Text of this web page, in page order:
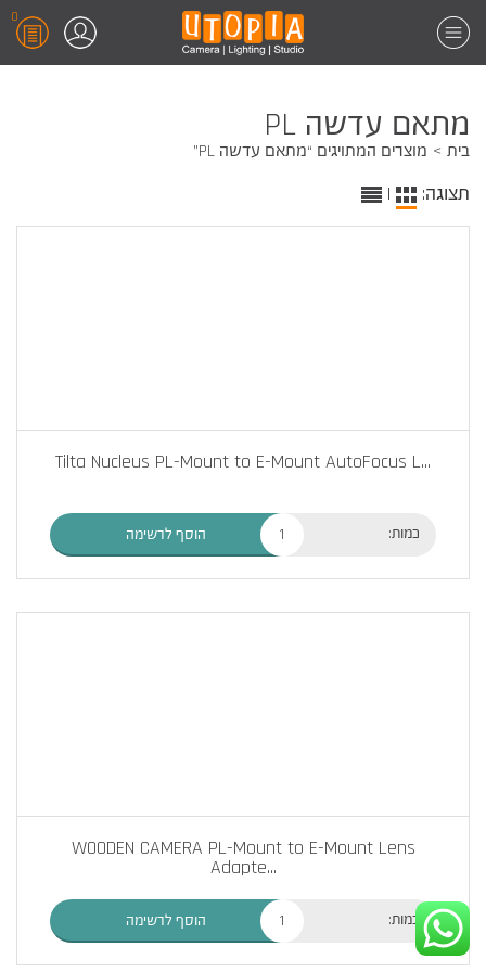
0
מתאם עדשה PL
בית מוצרים המתויגים “מתאם עדשה PL”
תצוגה: |
Tilta Nucleus PL-Mount to E-Mount AutoFocus L...
כמות: הוסף לרשימה
WOODEN CAMERA PL-Mount to E-Mount Lens
Adapte...
כמות: הוסף לרשימה